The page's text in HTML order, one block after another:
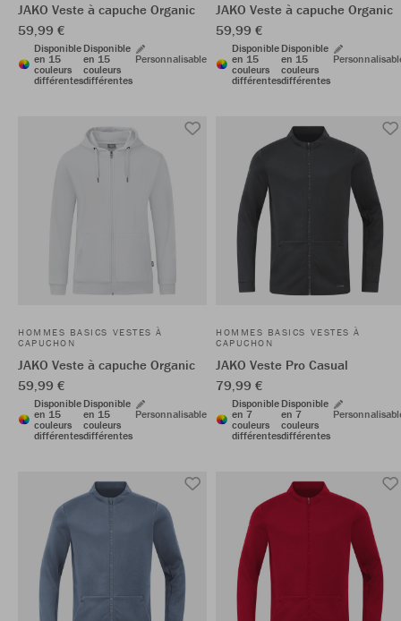
JAKO Veste à capuche Organic
59,99 €
Disponible
en 15
couleurs
différentes
Disponible
en 15
couleurs
différentes
Personnalisable
JAKO Veste à capuche Organic
59,99 €
Disponible
en 15
couleurs
différentes
Disponible
en 15
couleurs
différentes
HOMMES BASICS VESTES À
CAPUCHON
JAKO Veste à capuche Organic
59,99 €
Disponible
en 15
couleurs
différentes
Disponible
en 15
couleurs
différentes
Personnalisable
HOMMES BASICS VESTES À
CAPUCHON
JAKO Veste Pro Casual
79,99 €
Disponible
en 7
couleurs
différentes
Disponible
en 7
couleurs
différentes